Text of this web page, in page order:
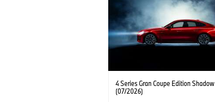
4 Series Gran Coupe Edition Shadow
(07/2026)